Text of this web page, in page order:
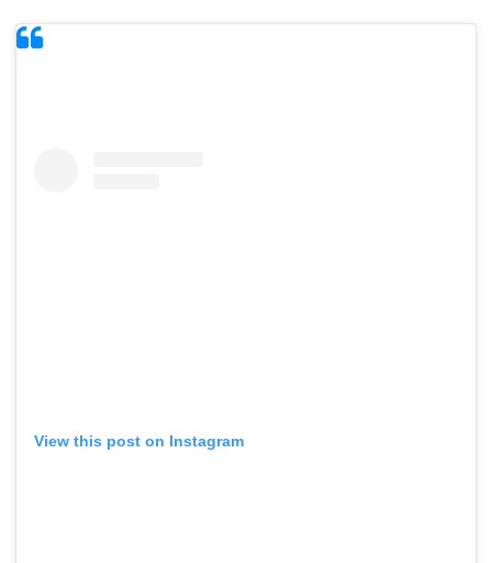
View this post on Instagram